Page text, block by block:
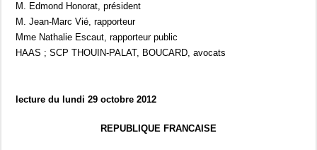
M. Edmond Honorat, président
M. Jean-Marc Vié, rapporteur
Mme Nathalie Escaut, rapporteur public
HAAS ; SCP THOUIN-PALAT, BOUCARD, avocats
lecture du lundi 29 octobre 2012
REPUBLIQUE FRANCAISE